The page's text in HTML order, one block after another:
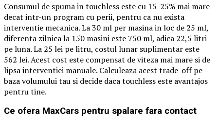
Consumul de spuma in touchless este cu 15-25% mai mare
decat intr-un program cu perii, pentru ca nu exista
interventie mecanica. La 30 ml per masina in loc de 25 ml,
diferenta zilnica la 150 masini este 750 ml, adica 22,5 litri
pe luna. La 25 lei pe litru, costul lunar suplimentar este
562 lei. Acest cost este compensat de viteza mai mare si de
lipsa interventiei manuale. Calculeaza acest trade-off pe
baza volumului tau si decide daca touchless este avantajos
pentru tine.
Ce ofera MaxCars pentru spalare fara contact